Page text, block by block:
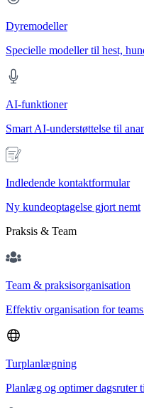
Dyremodeller
Specielle modeller til hest,
AI-funktioner
Smart AI-understøttelse til
Indledende kontaktformular
Ny kundeoptagelse gjort nemt
Praksis & Team
Team & praksisorganisation
Effektiv organisation for
Turplanlægning
Planlæg og optimer dagsruter